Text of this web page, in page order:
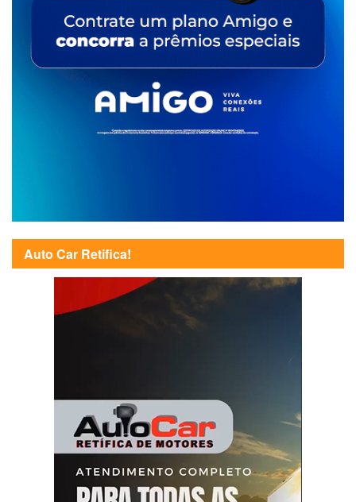
Auto Car Retifica!